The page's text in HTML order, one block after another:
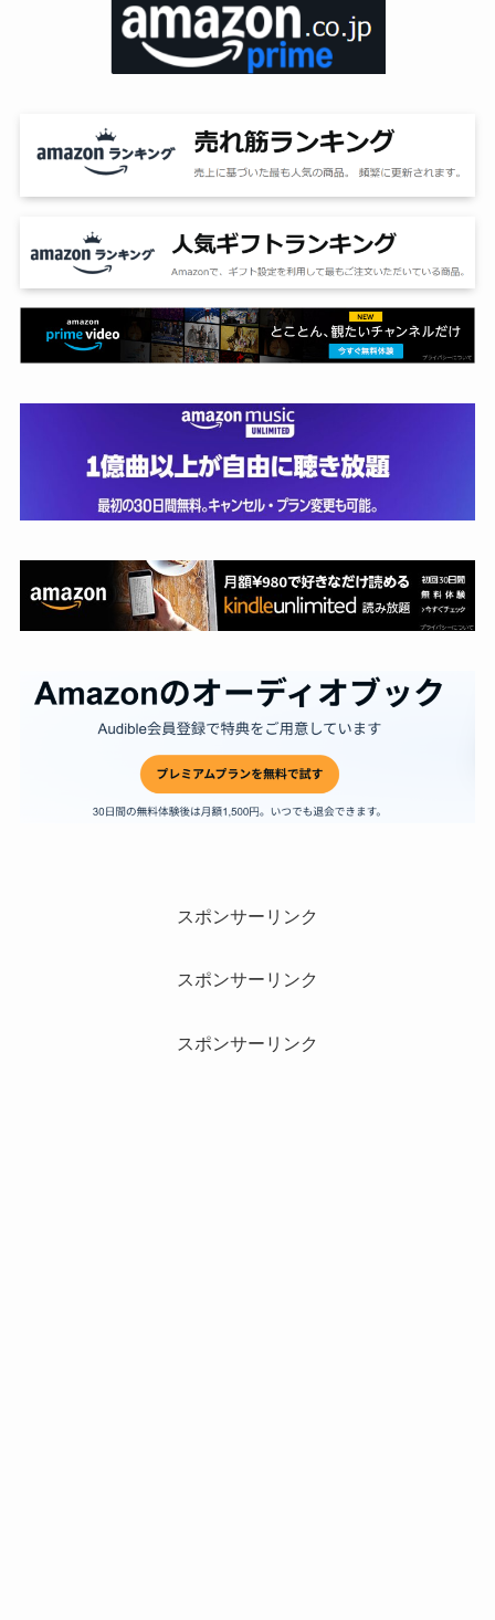
スポンサーリンク
スポンサーリンク
スポンサーリンク